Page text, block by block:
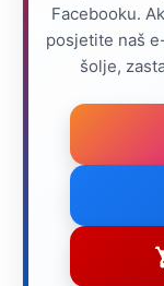
Facebooku.
posjetite naš
šolje,